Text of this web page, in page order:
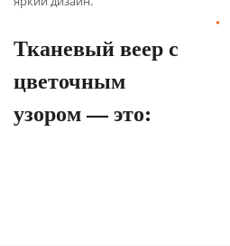
Тканевый веер с
цветочным
узором — это: